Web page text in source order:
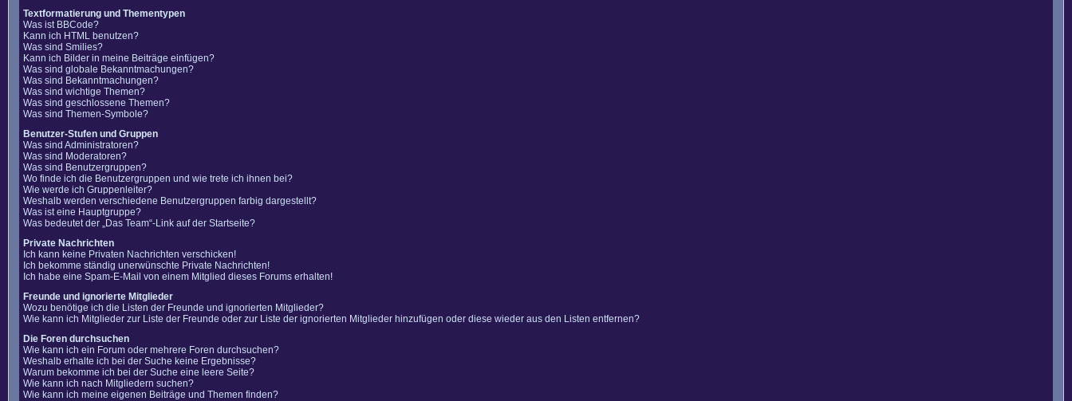
Textformatierung und Thementypen
Was ist BBCode?
Kann ich HTML benutzen?
Was sind Smilies?
Kann ich Bilder in meine Beiträge einfügen?
Was sind globale Bekanntmachungen?
Was sind Bekanntmachungen?
Was sind wichtige Themen?
Was sind geschlossene Themen?
Was sind Themen-Symbole?
Benutzer-Stufen und Gruppen
Was sind Administratoren?
Was sind Moderatoren?
Was sind Benutzergruppen?
Wo finde ich die Benutzergruppen und wie trete ich ihnen bei?
Wie werde ich Gruppenleiter?
Weshalb werden verschiedene Benutzergruppen farbig dargestellt?
Was ist eine Hauptgruppe?
Was bedeutet der „Das Team“-Link auf der Startseite?
Private Nachrichten
Ich kann keine Privaten Nachrichten verschicken!
Ich bekomme ständig unerwünschte Private Nachrichten!
Ich habe eine Spam-E-Mail von einem Mitglied dieses Forums erhalten!
Freunde und ignorierte Mitglieder
Wozu benötige ich die Listen der Freunde und ignorierten Mitglieder?
Wie kann ich Mitglieder zur Liste der Freunde oder zur Liste der ignorierten Mitglieder hinzufügen oder diese wieder aus den Listen entfernen?
Die Foren durchsuchen
Wie kann ich ein Forum oder mehrere Foren durchsuchen?
Weshalb erhalte ich bei der Suche keine Ergebnisse?
Warum bekomme ich bei der Suche eine leere Seite?
Wie kann ich nach Mitgliedern suchen?
Wie kann ich meine eigenen Beiträge und Themen finden?